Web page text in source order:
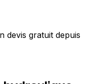
devis gratuit depuis